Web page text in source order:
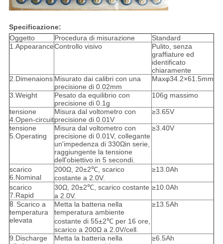
Specificazione:
Oggetto
Procedura di misurazione
Standard
1.AppearanceControllo visivo
Pulito, senza
graffiature ed
identificato
chiaramente
2.Dimenaions Misurato dai calibri con una
precisione di 0.02mm
Maxφ34.2×61.5mm
3.Weight
Pesato da equilibrio con
precisione di 0.1g
106g massimo
tensione
4.Open-circuit
Misura dal voltometro con
precisione di 0.01V
≥3.65V
tensione
5.Operating
Misura dal voltometro con
precisione di 0.01V, collegante
un'impedenza di 330Ωin serie,
raggiungente la tensione
dell'obiettivo in 5 secondi.
≥3.40V
scarico
6.Nominal
200Ω, 20±2℃, scarico
costante a 2.0V.
≥13.0Ah
scarico
7.Rapid
30Ω, 20±2℃, scarico costante
a 2.0V.
≥10.0Ah
8. Scarico a
temperatura
elevata
Metta la batteria nella
temperatura ambiente
costante di 55±2℃ per 16 ore,
scarico a 200Ω a 2.0V/cell.
≥13.5Ah
9.Discharge
Metta la batteria nella
≥6.5Ah